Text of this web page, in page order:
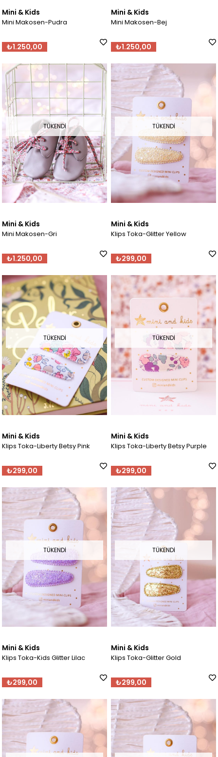
Mini & Kids
Mini Makosen-Pudra
₺1.250,00
Mini & Kids
Mini Makosen-Bej
₺1.250,00
TÜKENDI
Mini & Kids
Mini Makosen-Gri
₺1.250,00
TÜKENDI
Mini & Kids
Klips Toka-Glitter Yellow
₺299,00
TÜKENDI
Mini & Kids
Klips Toka-Liberty Betsy Pink
₺299,00
TÜKENDI
Mini & Kids
Klips Toka-Liberty Betsy Purple
₺299,00
TÜKENDI
Mini & Kids
Klips Toka-Kids Glitter Lilac
₺299,00
TÜKENDI
Mini & Kids
Klips Toka-Glitter Gold
₺299,00